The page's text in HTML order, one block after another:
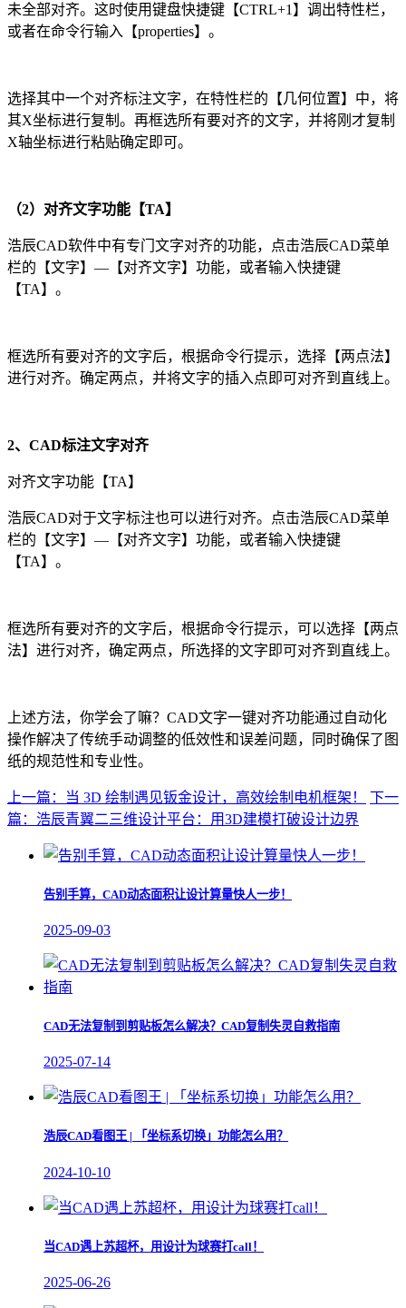
未全部对齐。这时使用键盘快捷键【CTRL+1】调出特性栏，
或者在命令行输入【properties】。
选择其中一个对齐标注文字，在特性栏的【几何位置】中，将
其X坐标进行复制。再框选所有要对齐的文字，并将刚才复制
X轴坐标进行粘贴确定即可。
（2）对齐文字功能【TA】
浩辰CAD软件中有专门文字对齐的功能，点击浩辰CAD菜单
栏的【文字】—【对齐文字】功能，或者输入快捷键
【TA】。
框选所有要对齐的文字后，根据命令行提示，选择【两点法】
进行对齐。确定两点，并将文字的插入点即可对齐到直线上。
2、CAD标注文字对齐
对齐文字功能【TA】
浩辰CAD对于文字标注也可以进行对齐。点击浩辰CAD菜单
栏的【文字】—【对齐文字】功能，或者输入快捷键
【TA】。
框选所有要对齐的文字后，根据命令行提示，可以选择【两点
法】进行对齐，确定两点，所选择的文字即可对齐到直线上。
上述方法，你学会了嘛？CAD文字一键对齐功能通过自动化
操作解决了传统手动调整的低效性和误差问题，同时确保了图
纸的规范性和专业性。
上一篇：当 3D 绘制遇见钣金设计，高效绘制电机框架！
下一
篇：浩辰青翼二三维设计平台：用3D建模打破设计边界
告别手算，CAD动态面积让设计算量快人一步！
2025-09-03
CAD无法复制到剪贴板怎么解决？CAD复制失灵自救指南
2025-07-14
浩辰CAD看图王 | 「坐标系切换」功能怎么用？
2024-10-10
当CAD遇上苏超杯，用设计为球赛打call！
2025-06-26